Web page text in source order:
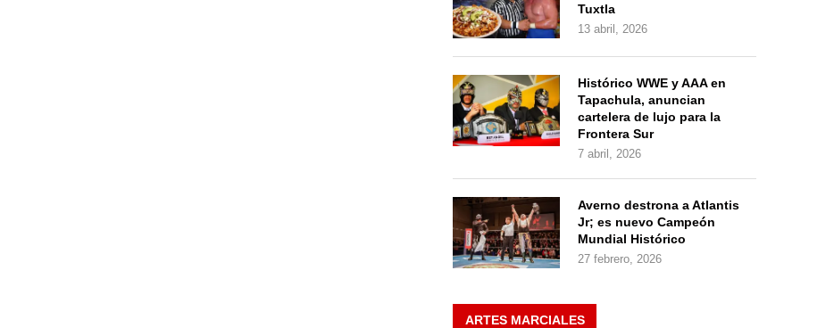
Tuxtla
13 abril, 2026
Histórico WWE y AAA en
Tapachula, anuncian
cartelera de lujo para la
Frontera Sur
7 abril, 2026
Averno destrona a Atlantis
Jr; es nuevo Campeón
Mundial Histórico
27 febrero, 2026
ARTES MARCIALES